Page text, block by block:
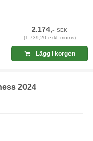
2.174,-SEK
(1.739,20 exkl. moms)
Lägg i korgen
2024